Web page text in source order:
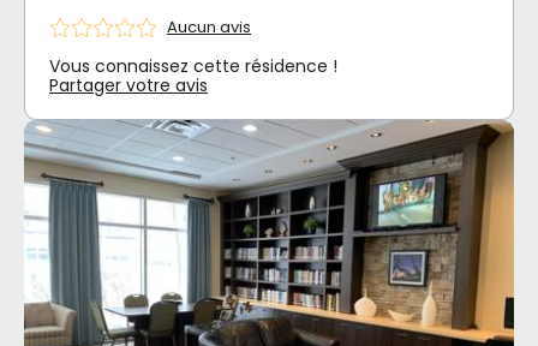
Aucun avis
Vous connaissez cette résidence !
Partager votre avis